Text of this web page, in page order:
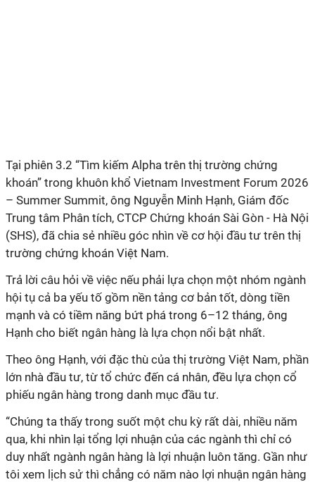
Tại phiên 3.2 “Tìm kiếm Alpha trên thị trường chứng
khoán” trong khuôn khổ Vietnam Investment Forum 2026
– Summer Summit, ông Nguyễn Minh Hạnh, Giám đốc
Trung tâm Phân tích, CTCP Chứng khoán Sài Gòn - Hà Nội
(SHS), đã chia sẻ nhiều góc nhìn về cơ hội đầu tư trên thị
trường chứng khoán Việt Nam.
Trả lời câu hỏi về việc nếu phải lựa chọn một nhóm ngành
hội tụ cả ba yếu tố gồm nền tảng cơ bản tốt, dòng tiền
mạnh và có tiềm năng bứt phá trong 6–12 tháng, ông
Hạnh cho biết ngân hàng là lựa chọn nổi bật nhất.
Theo ông Hạnh, với đặc thù của thị trường Việt Nam, phần
lớn nhà đầu tư, từ tổ chức đến cá nhân, đều lựa chọn cổ
phiếu ngân hàng trong danh mục đầu tư.
“Chúng ta thấy trong suốt một chu kỳ rất dài, nhiều năm
qua, khi nhìn lại tổng lợi nhuận của các ngành thì chỉ có
duy nhất ngành ngân hàng là lợi nhuận luôn tăng. Gần như
tôi xem lịch sử thì chẳng có năm nào lợi nhuận ngân hàng